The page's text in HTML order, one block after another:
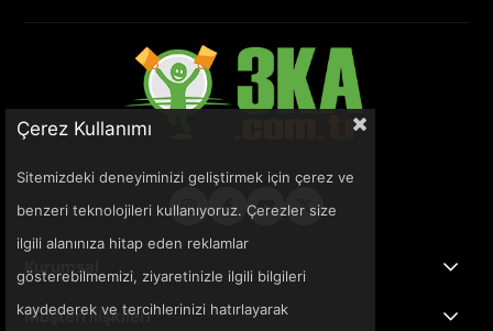
Kurumsal
Müşteri İlişkileri
Çerez Kullanımı
Sitemizdeki deneyiminizi geliştirmek için çerez ve
benzeri teknolojileri kullanıyoruz. Çerezler size
ilgili alanınıza hitap eden reklamlar
gösterebilmemizi, ziyaretinizle ilgili bilgileri
kaydederek ve tercihlerinizi hatırlayarak